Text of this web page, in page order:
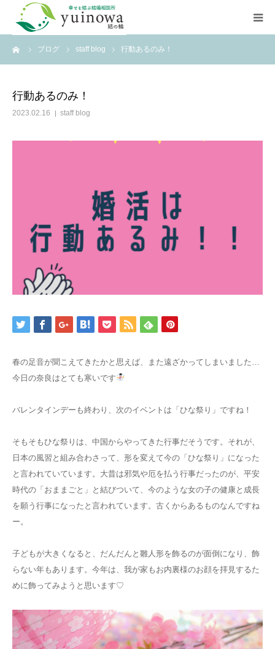
ブログ staff blog 行動あるのみ！
行動あるのみ！
2023.02.16 staff blog
春の足音が聞こえてきたかと思えば、また遠ざかってしまいました…
今日の奈良はとても寒いです
バレンタインデーも終わり、次のイベントは「ひな祭り」ですね！
そもそもひな祭りは、中国からやってきた行事だそうです。それが、
日本の風習と組み合わさって、形を変えて今の「ひな祭り」になった
と言われていています。大昔は邪気や厄を払う行事だったのが、平安
時代の「おままごと」と結びついて、今のような女の子の健康と成長
を願う行事になったと言われています。古くからあるものなんですね
ー。
子どもが大きくなると、だんだんと雛人形を飾るのが面倒になり、飾
らない年もあります。今年は、我が家もお内裏様のお顔を拝見するた
めに飾ってみようと思います♡
HOME
ご相談はこちら
資料請求